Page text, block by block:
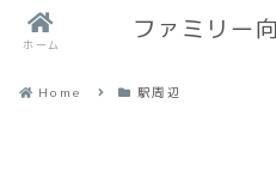
Home 駅周辺
ホーム
ファミリー